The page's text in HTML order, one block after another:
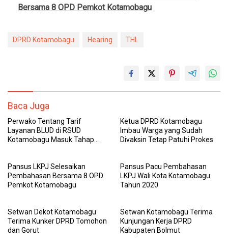
Bersama 8 OPD Pemkot Kotamobagu
DPRD Kotamobagu Hearing THL
Baca Juga
Perwako Tentang Tarif
Layanan BLUD di RSUD
Kotamobagu Masuk Tahap
Ketua DPRD Kotamobagu
Imbau Warga yang Sudah
Divaksin Tetap Patuhi Prokes
Pansus LKPJ Selesaikan
Pembahasan Bersama 8 OPD
Pemkot Kotamobagu
Pansus Pacu Pembahasan
LKPJ Wali Kota Kotamobagu
Tahun 2020
Setwan Dekot Kotamobagu
Terima Kunker DPRD Tomohon
dan Gorut
Setwan Kotamobagu Terima
Kunjungan Kerja DPRD
Kabupaten Bolmut